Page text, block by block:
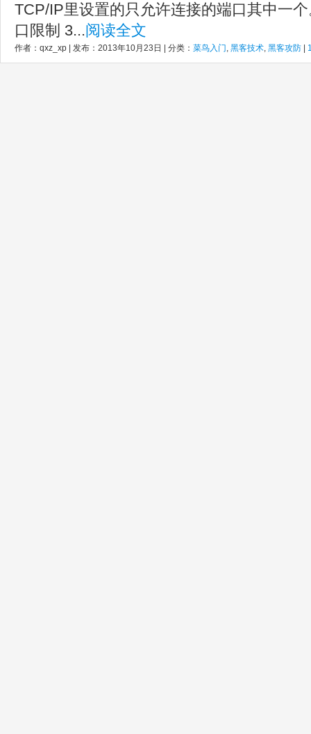
TCP/IP里设置的只允许连接的端口其中一
口限制 3...阅读全文
作者：qxz_xp | 发布：2013年10月23日 | 分类： 菜鸟入门, 黑客技术, 黑客攻防